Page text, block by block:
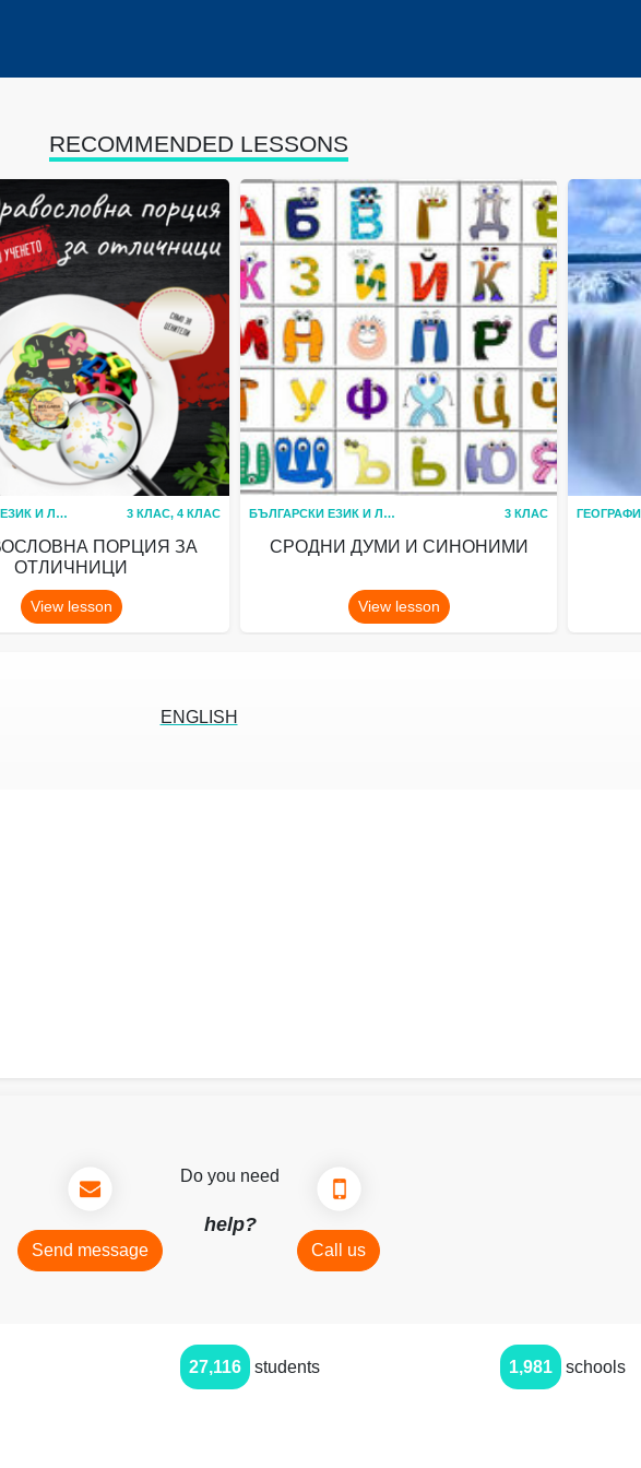
RECOMMENDED LESSONS
БЪЛГАРСКИ ЕЗИК И ЛИТЕРАТУРА 3 КЛАС, 4 КЛАС
ПОРЦИЯ ЗА
ОТЛИЧНИЦИ
View lesson
БЪЛГАРСКИ ЕЗИК И ЛИТЕРАТУРА 3 КЛАС
СРОДНИ ДУМИ И СИНОНИМИ
View lesson
ENGLISH
Send message
Do you need
help?
Call us
27,116 students 1,981 schools